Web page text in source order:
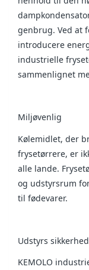
genbrug. Ved at
introducere
industrielle
sammenlignet
Miljøvenlig
Kølemidlet, der
frysetørrere, er
alle lande.
og udstyrsrum
til fødevarer.
Udstyrs sikkerhed
KEMOLO